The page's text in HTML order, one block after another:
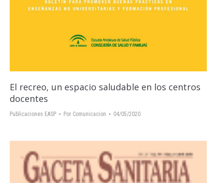
El recreo, un espacio saludable en los centros
docentes
Publicaciones EASP Por Comunicacion 04/05/2020